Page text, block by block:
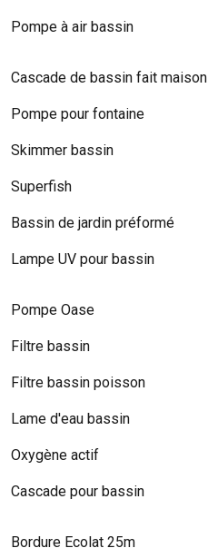
Pompe à air bassin
Cascade de bassin fait maison
Pompe pour fontaine
Skimmer bassin
Superfish
Bassin de jardin préformé
Lampe UV pour bassin
Pompe Oase
Filtre bassin
Filtre bassin poisson
Lame d'eau bassin
Oxygène actif
Cascade pour bassin
Bordure Ecolat 25m